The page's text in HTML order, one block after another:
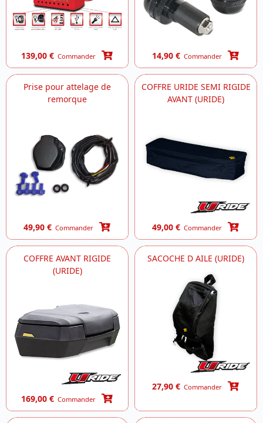
139,00 € Commander 14,90 € Commander
Prise pour attelage de
remorque
49,90 € Commander
COFFRE URIDE SEMI RIGIDE
AVANT (URIDE)
49,00 € Commander
COFFRE AVANT RIGIDE
(URIDE)
169,00 € Commander
SACOCHE D AILE (URIDE)
27,90 € Commander